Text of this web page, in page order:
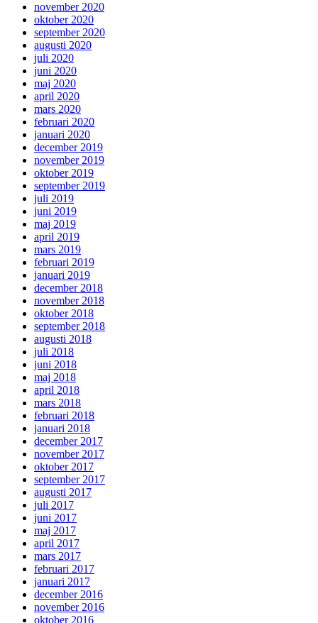
november 2020
oktober 2020
september 2020
augusti 2020
juli 2020
juni 2020
maj 2020
april 2020
mars 2020
februari 2020
januari 2020
december 2019
november 2019
oktober 2019
september 2019
juli 2019
juni 2019
maj 2019
april 2019
mars 2019
februari 2019
januari 2019
december 2018
november 2018
oktober 2018
september 2018
augusti 2018
juli 2018
juni 2018
maj 2018
april 2018
mars 2018
februari 2018
januari 2018
december 2017
november 2017
oktober 2017
september 2017
augusti 2017
juli 2017
juni 2017
maj 2017
april 2017
mars 2017
februari 2017
januari 2017
december 2016
november 2016
oktober 2016